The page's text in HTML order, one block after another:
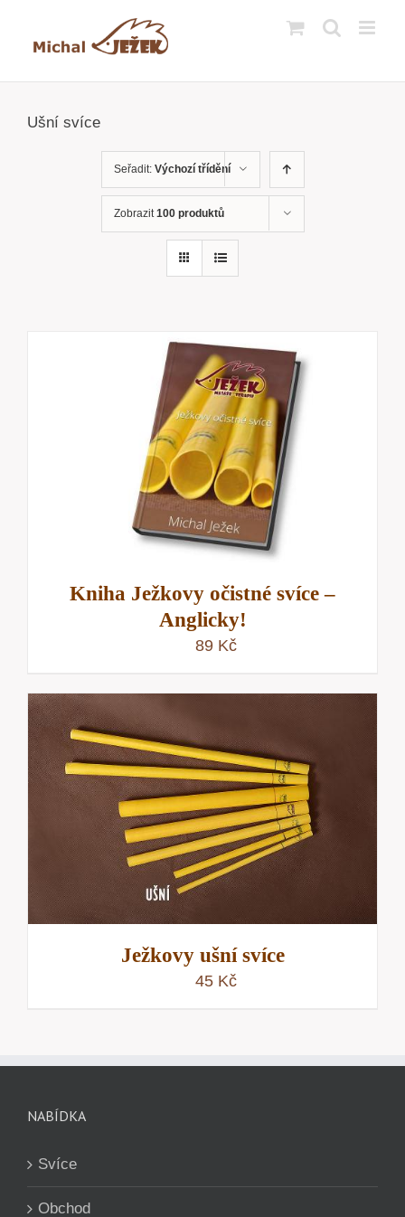
Ušní svíce
Seřadit: Výchozí třídění
Zobrazit100 produktů
Kniha Ježkovy očistné svíce –
Anglicky!
89 Kč
Ježkovy ušní svíce
45 Kč
NABÍDKA
Svíce
Obchod